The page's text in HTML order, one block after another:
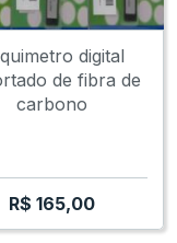
digital
de fibra de
carbono
R$ 165,00